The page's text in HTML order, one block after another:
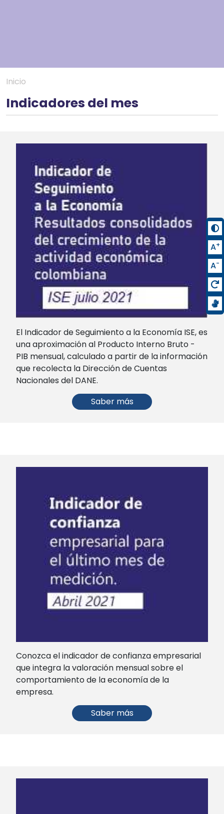
Inicio
Indicadores del mes
El Indicador de Seguimiento a la Economía ISE, es
una aproximación al Producto Interno Bruto -
PIB mensual, calculado a partir de la información
que recolecta la Dirección de Cuentas
Nacionales del DANE.
Saber más
Conozca el indicador de confianza empresarial
que integra la valoración mensual sobre el
comportamiento de la economía de la
empresa.
Saber más
A+
A-